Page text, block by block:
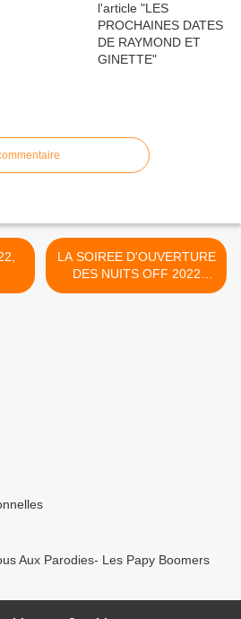
LA SOIREE D'OUVERTURE
DES NUITS OFF 2022
AFFICHE COMPLET >
Aux Parodies- Les Papy Boomers